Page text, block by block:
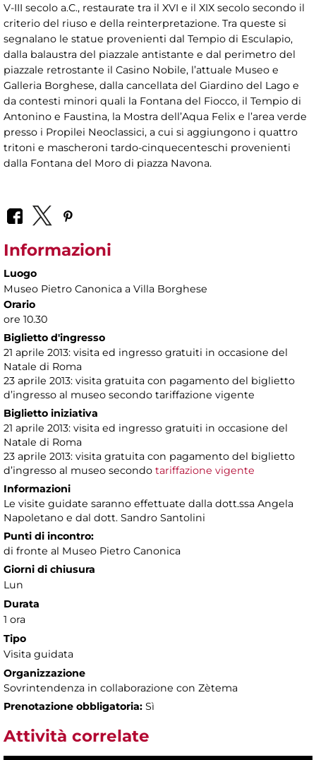
V-III secolo a.C., restaurate tra il XVI e il XIX secolo secondo il
criterio del riuso e della reinterpretazione. Tra queste si
segnalano le statue provenienti dal Tempio di Esculapio,
dalla balaustra del piazzale antistante e dal perimetro del
piazzale retrostante il Casino Nobile, l’attuale Museo e
Galleria Borghese, dalla cancellata del Giardino del Lago e
da contesti minori quali la Fontana del Fiocco, il Tempio di
Antonino e Faustina, la Mostra dell’Aqua Felix e l’area verde
presso i Propilei Neoclassici, a cui si aggiungono i quattro
tritoni e mascheroni tardo-cinquecenteschi provenienti
dalla Fontana del Moro di piazza Navona.
Informazioni
Luogo
Museo Pietro Canonica a Villa Borghese
Orario
ore 10.30
Biglietto d'ingresso
21 aprile 2013: visita ed ingresso gratuiti in occasione del
Natale di Roma
23 aprile 2013: visita gratuita con pagamento del biglietto
d’ingresso al museo secondo tariffazione vigente
Biglietto iniziativa
21 aprile 2013: visita ed ingresso gratuiti in occasione del
Natale di Roma
23 aprile 2013: visita gratuita con pagamento del biglietto
d’ingresso al museo secondo tariffazione vigente
Informazioni
Le visite guidate saranno effettuate dalla dott.ssa Angela
Napoletano e dal dott. Sandro Santolini
Punti di incontro:
di fronte al Museo Pietro Canonica
Giorni di chiusura
Lun
Durata
1 ora
Tipo
Visita guidata
Organizzazione
Sovrintendenza in collaborazione con Zètema
Prenotazione obbligatoria: Sì
Attività correlate